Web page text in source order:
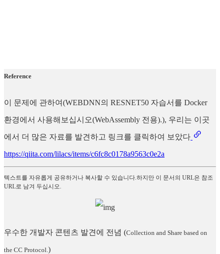
Reference
이 문제에 관하여(WEBDNN의 RESNET50 자습서를 Docker
환경에서 사용해보십시오(WebAssembly 전용).), 우리는 이곳
에서 더 많은 자료를 발견하고 링크를 클릭하여 보았다
https://qiita.com/lilacs/items/c6fc8c0178a9563c0e2a
텍스트를 자유롭게 공유하거나 복사할 수 있습니다.하지만 이 문서의 URL은 참조
URL로 남겨 두십시오.
우수한 개발자 콘텐츠 발견에 전념 (Collection and Share based on
the CC Protocol. )